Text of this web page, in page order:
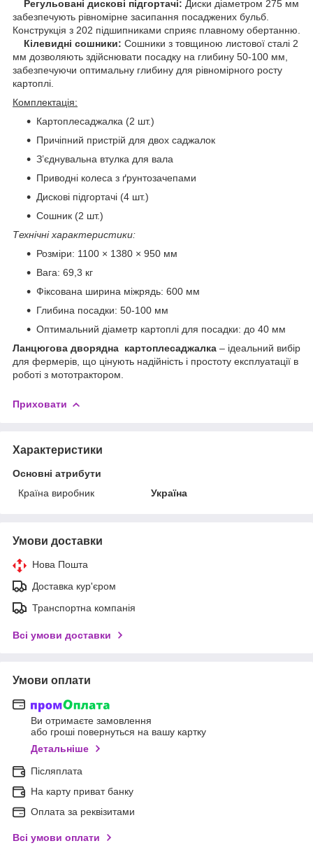
Регульовані дискові підгортачі: Диски діаметром 275 мм
забезпечують рівномірне засипання посаджених бульб.
Конструкція з 202 підшипниками сприяє плавному обертанню.
Кілевидні сошники: Сошники з товщиною листової сталі 2
мм дозволяють здійснювати посадку на глибину 50-100 мм,
забезпечуючи оптимальну глибину для рівномірного росту
картоплі.
Комплектація:
Картоплесаджалка (2 шт.)
Причіпний пристрій для двох саджалок
З’єднувальна втулка для вала
Приводні колеса з ґрунтозачепами
Дискові підгортачі (4 шт.)
Сошник (2 шт.)
Технічні характеристики:
Розміри: 1100 × 1380 × 950 мм
Вага: 69,3 кг
Фіксована ширина міжрядь: 600 мм
Глибина посадки: 50-100 мм
Оптимальний діаметр картоплі для посадки: до 40 мм
Ланцюгова дворядна картоплесаджалка – ідеальний вибір
для фермерів, що цінують надійність і простоту експлуатації в
роботі з мототрактором.
Приховати
Характеристики
Основні атрибути
Країна виробник
Україна
Умови доставки
Нова Пошта
Доставка кур'єром
Транспортна компанія
Всі умови доставки
Умови оплати
Ви отримаєте замовлення
або гроші повернуться на вашу картку
Детальніше
Післяплата
На карту приват банку
Оплата за реквізитами
Всі умови оплати